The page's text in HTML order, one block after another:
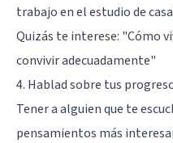
trabajo en el estudio de
Quizás te interese: "Cómo
convivir adecuadamente"
4. Hablad sobre tus
Tener a alguien que te
pensamientos más